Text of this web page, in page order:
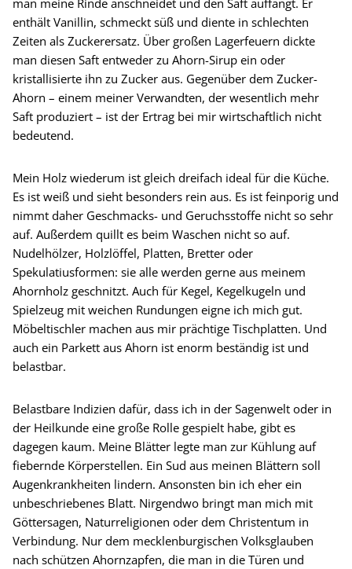
man meine Rinde anschneidet und den Saft auffängt. Er
enthält Vanillin, schmeckt süß und diente in schlechten
Zeiten als Zuckerersatz. Über großen Lagerfeuern dickte
man diesen Saft entweder zu Ahorn-Sirup ein oder
kristallisierte ihn zu Zucker aus. Gegenüber dem Zucker-
Ahorn – einem meiner Verwandten, der wesentlich mehr
Saft produziert – ist der Ertrag bei mir wirtschaftlich nicht
bedeutend.
Mein Holz wiederum ist gleich dreifach ideal für die Küche.
Es ist weiß und sieht besonders rein aus. Es ist feinporig und
nimmt daher Geschmacks- und Geruchsstoffe nicht so sehr
auf. Außerdem quillt es beim Waschen nicht so auf.
Nudelhölzer, Holzlöffel, Platten, Bretter oder
Spekulatiusformen: sie alle werden gerne aus meinem
Ahornholz geschnitzt. Auch für Kegel, Kegelkugeln und
Spielzeug mit weichen Rundungen eigne ich mich gut.
Möbeltischler machen aus mir prächtige Tischplatten. Und
auch ein Parkett aus Ahorn ist enorm beständig ist und
belastbar.
Belastbare Indizien dafür, dass ich in der Sagenwelt oder in
der Heilkunde eine große Rolle gespielt habe, gibt es
dagegen kaum. Meine Blätter legte man zur Kühlung auf
fiebernde Körperstellen. Ein Sud aus meinen Blättern soll
Augenkrankheiten lindern. Ansonsten bin ich eher ein
unbeschriebenes Blatt. Nirgendwo bringt man mich mit
Göttersagen, Naturreligionen oder dem Christentum in
Verbindung. Nur dem mecklenburgischen Volksglauben
nach schützen Ahornzapfen, die man in die Türen und